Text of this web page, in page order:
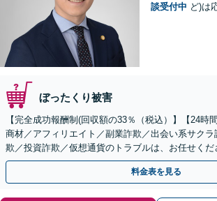
談受付中 ど)は
ぼったくり被害
【完全成功報酬制(回収額の33％（税込）】【24時
商材／アフィリエイト／副業詐欺／出会い系サク
欺／投資詐欺／仮想通貨のトラブルは、お任せくだ
のみで解決も可能！
料金表を見る